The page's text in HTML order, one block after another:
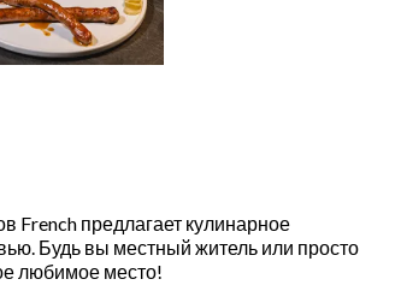
French предлагает кулинарное
Будь вы местный житель или просто
любимое место!